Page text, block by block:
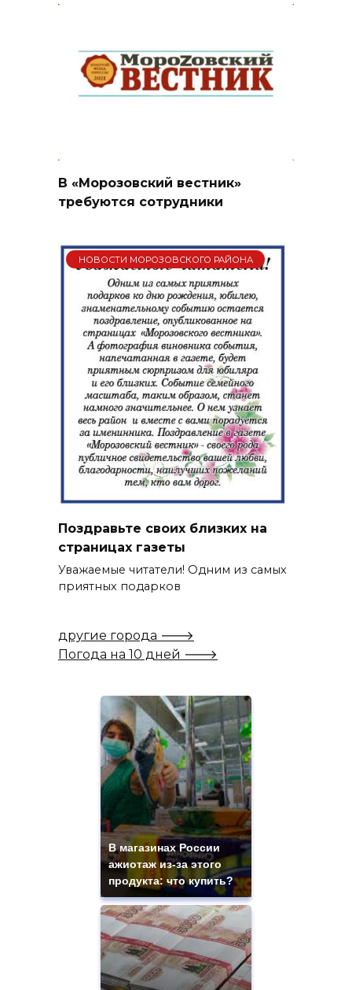
В «Морозовский вестник»
требуются сотрудники
НОВОСТИ МОРОЗОВСКОГО РАЙОНА
Поздравьте своих близких на
страницах газеты
Уважаемые читатели! Одним из самых
приятных подарков
другие города 🡒
Погода на 10 дней 🡒
В магазинах России
ажиотаж из-за этого
продукта: что купить?